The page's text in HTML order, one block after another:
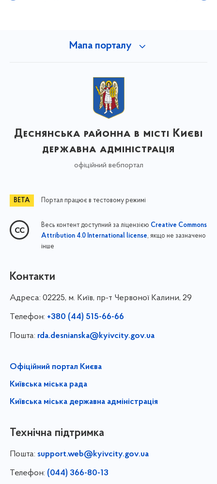
Мапа порталу
Деснянська районна в місті Києві
державна адміністрація
офіційний вебпортал
Портал працює в тестовому режимі
Весь контент доступний за ліцензією Creative Commons
Attribution 4.0 International license, якщо не зазначено
інше
Контакти
Адреса: 02225, м. Київ, пр-т Червоної Калини, 29
Телефон: +380 (44) 515-66-66
Пошта: rda.desnianska@kyivcity.gov.ua
Офіційний портал Києва
Київська міська рада
Київська міська державна адміністрація
Технічна підтримка
Пошта: support.web@kyivcity.gov.ua
Телефон: (044) 366-80-13